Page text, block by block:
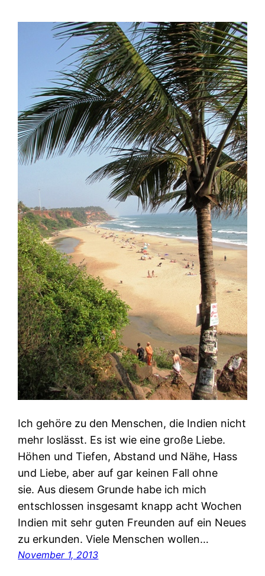
Ich gehöre zu den Menschen, die Indien nicht
mehr loslässt. Es ist wie eine große Liebe.
Höhen und Tiefen, Abstand und Nähe, Hass
und Liebe, aber auf gar keinen Fall ohne
sie. Aus diesem Grunde habe ich mich
entschlossen insgesamt knapp acht Wochen
Indien mit sehr guten Freunden auf ein Neues
zu erkunden. Viele Menschen wollen…
November 1, 2013